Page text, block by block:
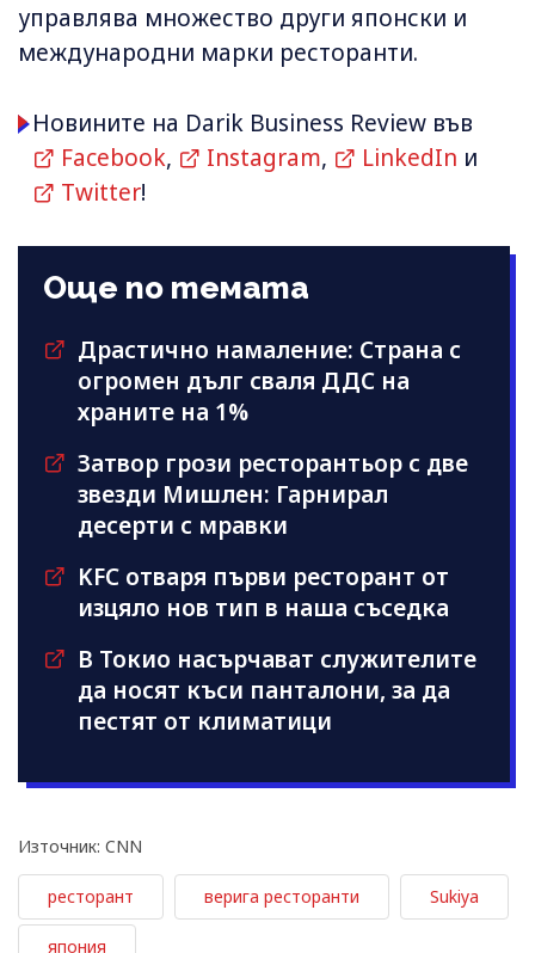
управлява множество други японски и
международни марки ресторанти.
Новините на Darik Business Review във
Facebook, Instagram, LinkedIn и
Twitter!
Още по темата
Драстично намаление: Страна с
огромен дълг сваля ДДС на
храните на 1%
Затвор грози ресторантьор с две
звезди Мишлен: Гарнирал
десерти с мравки
KFC отваря първи ресторант от
изцяло нов тип в наша съседка
В Токио насърчават служителите
да носят къси панталони, за да
пестят от климатици
Източник: CNN
ресторант верига ресторанти Sukiya
япония